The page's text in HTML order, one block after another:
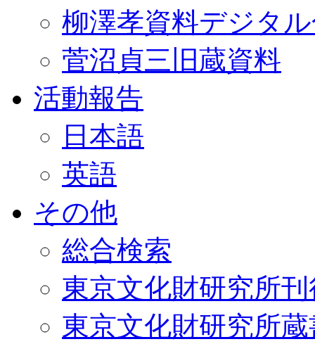
柳澤孝資料デジタ
菅沼貞三旧蔵資料
活動報告
日本語
英語
その他
総合検索
東京文化財研究所
東京文化財研究所